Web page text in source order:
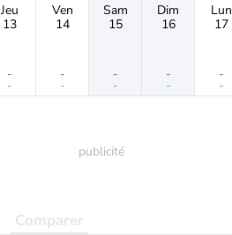
Jeu
13
-
-
Ven
14
-
-
Sam
15
-
-
Dim
16
-
-
Lun
17
-
-
Comparer